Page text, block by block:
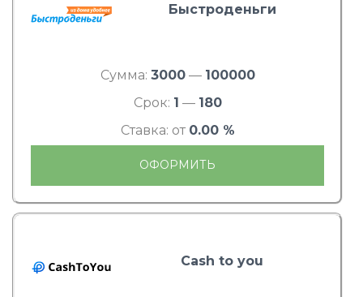
Быстроденьги
Сумма: 3000— 100000
Срок: 1 — 180
Ставка: от 0.00 %
ОФОРМИТЬ
Cash to you